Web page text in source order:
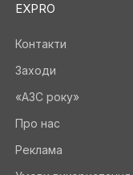
EXPRO
Контакти
Заходи
«АЗС року»
Про нас
Реклама